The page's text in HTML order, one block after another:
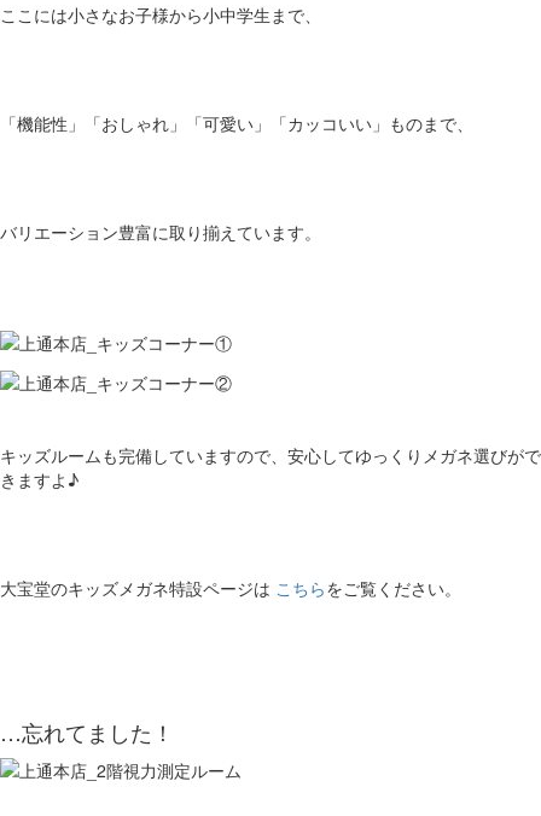
ここには小さなお子様から小中学生まで、
「機能性」「おしゃれ」「可愛い」「カッコいい」ものまで、
バリエーション豊富に取り揃えています。
キッズルームも完備していますので、安心してゆっくりメガネ選びがで
きますよ♪
大宝堂のキッズメガネ特設ページは こちらをご覧ください。
…忘れてました！